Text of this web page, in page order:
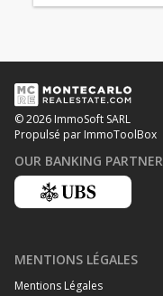
© 2026 ImmoSoft SARL
Propulsé par ImmoToolBox
OUR BANKING PARTNER
MENTIONS LÉGALES
Mentions Légales